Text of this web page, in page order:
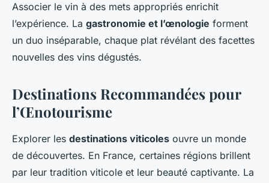
Associer le vin à des mets appropriés enrichit
l’expérience. La gastronomie et l’œnologie forment
un duo inséparable, chaque plat révélant des facettes
nouvelles des vins dégustés.
Destinations Recommandées pour
l’Œnotourisme
Explorer les destinations viticoles ouvre un monde
de découvertes. En France, certaines régions brillent
par leur tradition viticole et leur beauté captivante. La